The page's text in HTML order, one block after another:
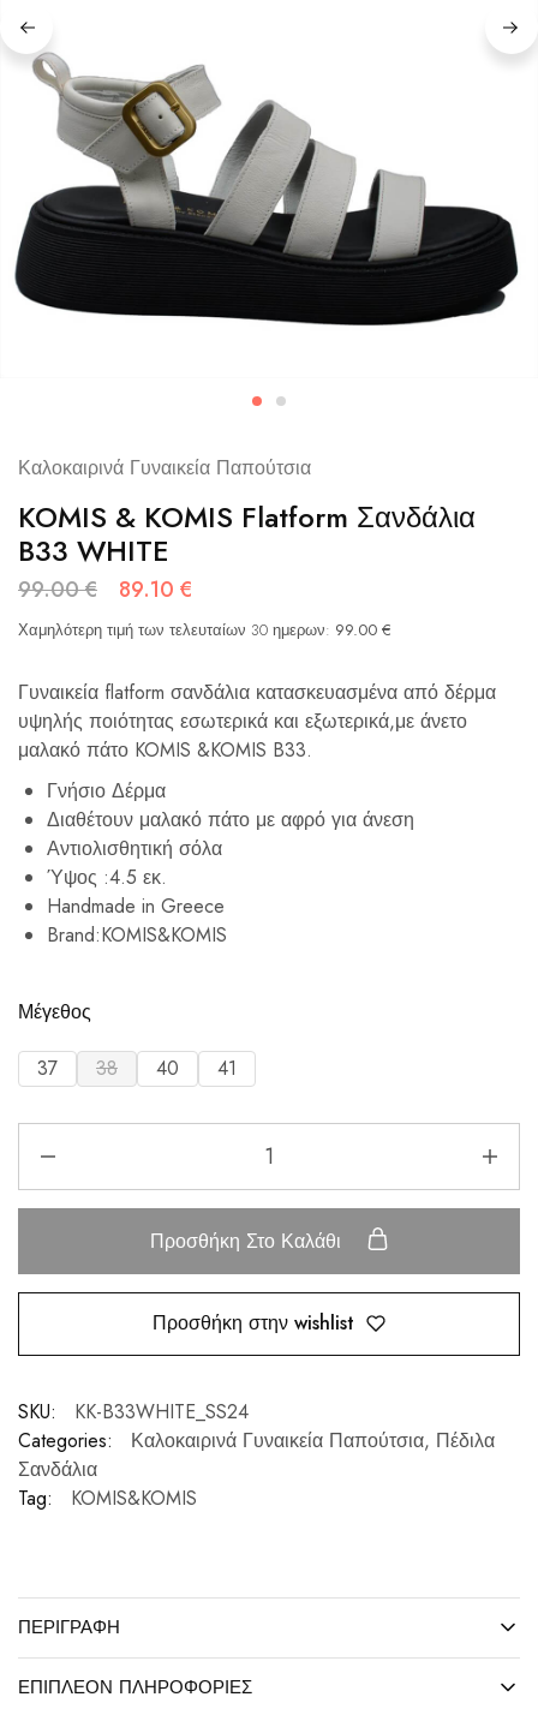
Καλοκαιρινά Γυναικεία Παπούτσια
KOMIS & KOMIS Flatform Σανδάλια
B33 WHITE
99.00€ 89.10 €
Χαμηλότερη τιμή των τελευταίων 30 ημερων: 99.00 €
Γυναικεία flatform σανδάλια κατασκευασμένα από δέρμα
υψηλής ποιότητας εσωτερικά και εξωτερικά,με άνετο
μαλακό πάτο KOMIS &KOMIS B33.
Γνήσιο Δέρμα
Διαθέτουν μαλακό πάτο με αφρό για άνεση
Αντιολισθητική σόλα
Ύψος :4.5 εκ.
Handmade in Greece
Brand:KOMIS&KOMIS
Μέγεθος
37 38 40 41
Προσθήκη Στο Καλάθι
Προσθήκη στην wishlist
SKU:
KK-B33WHITE_SS24
Categories:
Καλοκαιρινά Γυναικεία Παπούτσια, Πέδιλα
Σανδάλια
Tag:
KOMIS&KOMIS
ΠΕΡΙΓΡΑΦΉ
ΕΠΙΠΛΈΟΝ ΠΛΗΡΟΦΟΡΊΕΣ